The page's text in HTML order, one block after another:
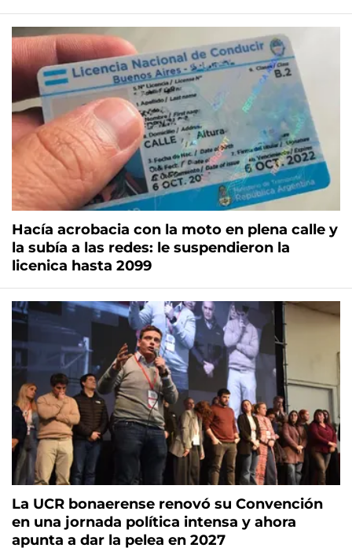
Hacía acrobacia con la moto en plena calle y
la subía a las redes: le suspendieron la
licenica hasta 2099
La UCR bonaerense renovó su Convención
en una jornada política intensa y ahora
apunta a dar la pelea en 2027